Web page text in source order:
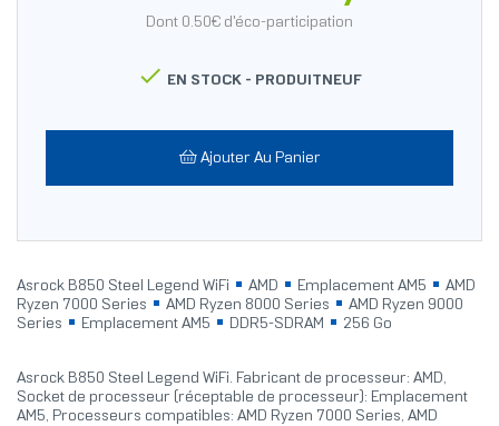
Dont 0.50€ d'éco-participation
 EN STOCK - PRODUITNEUF
Ajouter Au Panier
Asrock B850 Steel Legend WiFi AMD Emplacement AM5
AMD
Ryzen 7000 Series
AMD Ryzen 8000 Series
AMD Ryzen 9000
Series
Emplacement AM5 DDR5-SDRAM 256 Go
Asrock B850 Steel Legend WiFi. Fabricant de processeur: AMD,
Socket de processeur (réceptable de processeur): Emplacement
AM5, Processeurs compatibles: AMD Ryzen 7000 Series, AMD